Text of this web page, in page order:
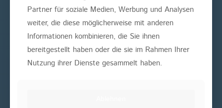
Kinderzahnheilkunde
Parodontologie
Schnarchtherapie
Partner für soziale Medien, Werbung und Analysen
weiter, die diese möglicherweise mit anderen
Informationen kombinieren, die Sie ihnen
bereitgestellt haben oder die sie im Rahmen Ihrer
Nutzung ihrer Dienste gesammelt haben.